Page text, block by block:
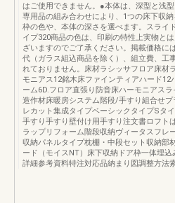
はご使用できません。●本体は、深型と浅型
専用品の組み合わせにより、1つの床下収納
枠の色や、本体の深さを選べます。スライ
イプ320商品の色は、印刷の特性上実物と
ざいますのでご了承ください。掲載価格に
代（ガラス組込商品を除く）、組立費、工
れておりません。床材ラシッサフロア床材
モニアス12銘木床ファインティアハード12
ーム6D.フロア直張り防音床ハーモニアス
造作材床暖房システム階段/手すり組合せ
レカット集成タイプベーシックタイプSタ
手すり手すり壁付け用手すり注文書ロフト
ラップリフォーム階段収納ヴィータスフレ
収納パネルタイプ枕棚・中段セット収納部
ード（モイスNT）床下収納ドア枠一体埋
詳細参考資料特注対応品納まり図調整方法